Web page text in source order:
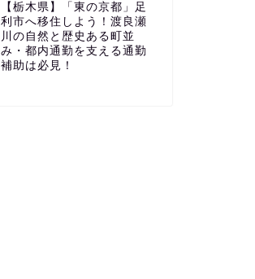
【栃木県】「東の京都」足
利市へ移住しよう！渡良瀬
川の自然と歴史ある町並
み・都内通勤を支える通勤
補助は必見！